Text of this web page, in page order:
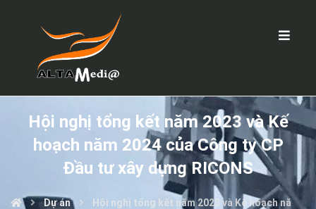
Hội nghị tổng kết năm 2023 và Kế
hoạch năm 2024 của Công ty CP
Đầu tư xây dựng RICONS
Dự án
Hội nghị tổng kết năm 2023 và Kế hoạch nă